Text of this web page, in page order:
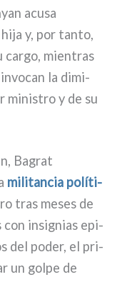
acu­sa
y, por tan­to,
car­go, mien­tras
la dimi­
mini­stro y de su
Bagrat
mili­tan­cia polí­ti­
tras meses de
con insi­gnias epi­
del poder, el pri­
un gol­pe de